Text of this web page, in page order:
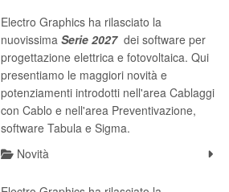
Electro Graphics ha rilasciato la
nuovissimaSerie 2027 dei software per
progettazione elettrica e fotovoltaica. Qui
presentiamo le maggiori novità e
potenziamenti introdotti nell'area Cablaggi
con Cablo e nell'area Preventivazione,
software Tabula e Sigma.
Novità